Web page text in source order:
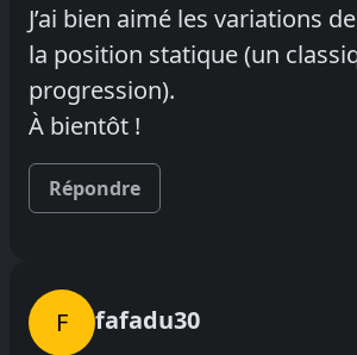
J’ai bien aimé les variations
la position statique (un
progression).
À bientôt !
Répondre
F
fafadu30